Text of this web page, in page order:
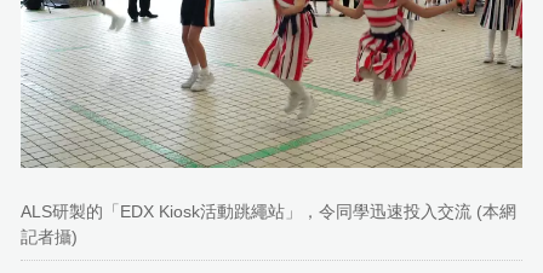
ALS研製的「EDX Kiosk活動跳繩站」，令同學迅速投入交流 (本網
記者攝)